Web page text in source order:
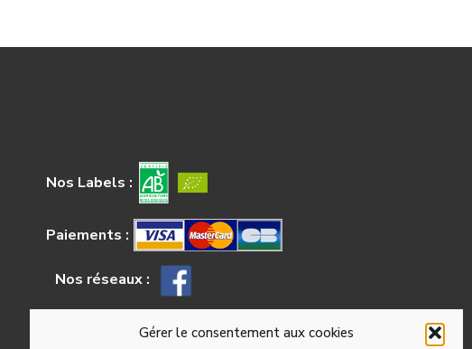
Gérer le consentement aux cookies
Nos Labels :
Paiements :
Nos réseaux :